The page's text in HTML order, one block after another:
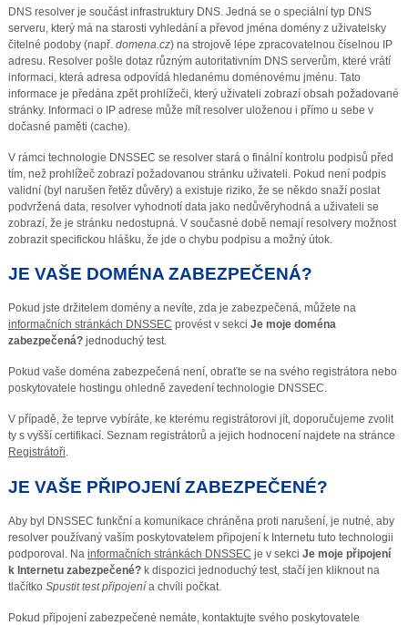
DNS resolver je součást infrastruktury DNS. Jedná se o speciální typ DNS
serveru, který má na starosti vyhledání a převod jména domény z uživatelsky
čitelné podoby (např. domena.cz) na strojově lépe zpracovatelnou číselnou IP
adresu. Resolver pošle dotaz různým autoritativním DNS serverům, které vrátí
informaci, která adresa odpovídá hledanému doménovému jménu. Tato
informace je předána zpět prohlížeči, který uživateli zobrazí obsah požadované
stránky. Informaci o IP adrese může mít resolver uloženou i přímo u sebe v
dočasné paměti (cache).
V rámci technologie DNSSEC se resolver stará o finální kontrolu podpisů před
tím, než prohlížeč zobrazí požadovanou stránku uživateli. Pokud není podpis
validní (byl narušen řetěz důvěry) a existuje riziko, že se někdo snaží poslat
podvržená data, resolver vyhodnotí data jako nedůvěryhodná a uživateli se
zobrazí, že je stránku nedostupná. V současné době nemají resolvery možnost
zobrazit specifickou hlášku, že jde o chybu podpisu a možný útok.
JE VAŠE DOMÉNA ZABEZPEČENÁ?
Pokud jste držitelem domény a nevíte, zda je zabezpečená, můžete na
informačních stránkách DNSSEC provést v sekci Je moje doména
zabezpečená?jednoduchý test.
Pokud vaše doména zabezpečená není, obraťte se na svého registrátora nebo
poskytovatele hostingu ohledně zavedení technologie DNSSEC.
V případě, že teprve vybíráte, ke kterému registrátorovi jít, doporučujeme zvolit
ty s vyšší certifikací. Seznam registrátorů a jejich hodnocení najdete na stránce
Registrátoři.
JE VAŠE PŘIPOJENÍ ZABEZPEČENÉ?
Aby byl DNSSEC funkční a komunikace chráněna proti narušení, je nutné, aby
resolver používaný vaším poskytovatelem připojení k Internetu tuto technologii
podporoval. Na informačních stránkách DNSSEC je v sekci Je moje připojení
k Internetu zabezpečené?k dispozici jednoduchý test, stačí jen kliknout na
tlačítko Spustit test připojenía chvíli počkat.
Pokud připojení zabezpečené nemáte, kontaktujte svého poskytovatele